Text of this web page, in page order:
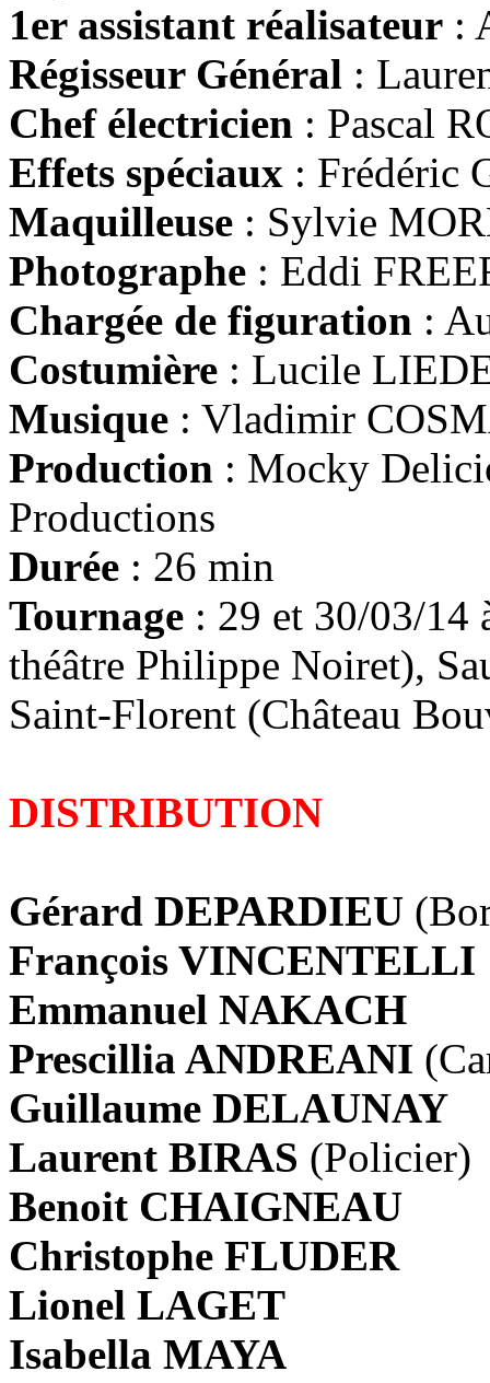
1er assistant réalisateur :
Régisseur Général :
Chef électricien : Pascal
Effets spéciaux : Frédéric
Maquilleuse : Sylvie
Photographe : Eddi
Chargée de figuration :
Costumière : Lucile
Musique : Vladimir
Production : Mocky
Productions
Durée : 26 min
Tournage : 29 et 30/03/14
théâtre Philippe Noiret),
Saint-Florent (Château
DISTRIBUTION
Gérard DEPARDIEU
François VINCENTELLI
Emmanuel NAKACH
Prescillia ANDREANI
Guillaume DELAUNAY
Laurent BIRAS (Policier)
Benoit CHAIGNEAU
Christophe FLUDER
Lionel LAGET
Isabella MAYA